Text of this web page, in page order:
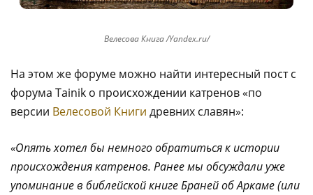
Велесова Книга /Yandex.ru/
На этом же форуме можно найти интересный пост с
форума Tainik о происхождении катренов «по
версии Велесовой Книги древних славян»:
«Опять хотел бы немного обратиться к истории
происхождения катренов. Ранее мы обсуждали уже
упоминание в библейской книге Браней об Аркаме (или